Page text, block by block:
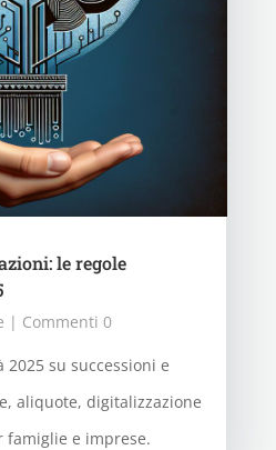
le regole
| Commenti 0
su successioni e
aliquote, digitalizzazione
famiglie e imprese.